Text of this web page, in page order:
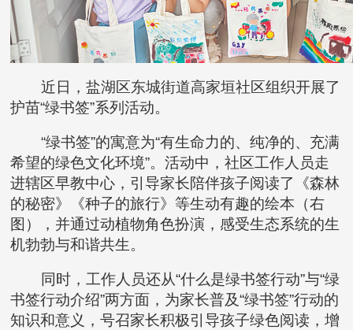
近日，盐湖区东城街道高家垣社区组织开展了
护苗“绿书签”系列活动。
“绿书签”的寓意为“有生命力的、纯净的、充满
希望的绿色文化环境”。活动中，社区工作人员走
进辖区早教中心，引导家长陪伴孩子阅读了《森林
的秘密》《种子的旅行》等生动有趣的绘本（右
图），并通过动植物角色扮演，感受生态系统的生
机勃勃与和谐共生。
同时，工作人员还从“什么是绿书签行动”与“绿
书签行动介绍”两方面，为家长普及“绿书签”行动的
知识和意义，号召家长积极引导孩子绿色阅读，增